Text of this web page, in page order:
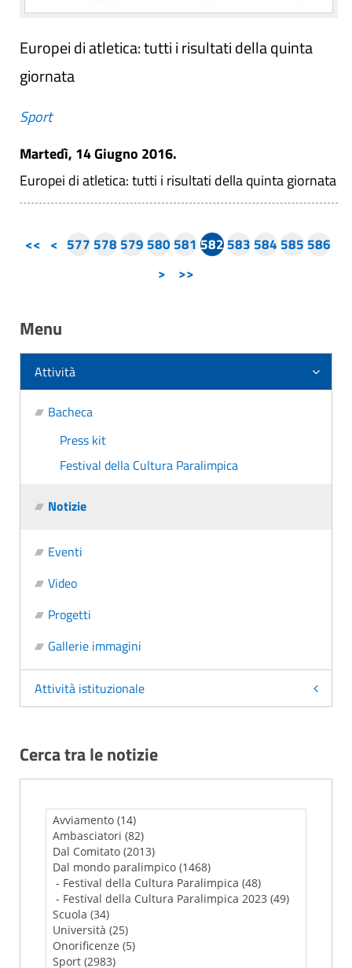
Europei di atletica: tutti i risultati della quinta
giornata
Sport
Martedì, 14 Giugno 2016.
Europei di atletica: tutti i risultati della quinta giornata
<< < 577 578 579 580 581 582 583 584 585 586
>
>>
Menu
Attività
Bacheca
Press kit
Festival della Cultura Paralimpica
Notizie
Eventi
Video
Progetti
Gallerie immagini
Attività istituzionale
Cerca tra le notizie